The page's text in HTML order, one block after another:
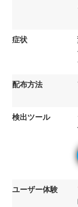
症状
配布方法
検出ツール
ユーザー体験